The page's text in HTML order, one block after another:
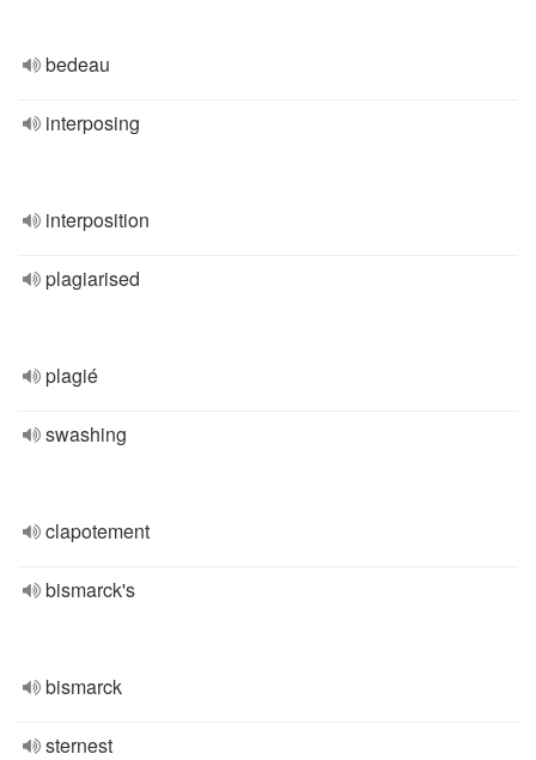
bedeau
interposing
interposition
plagiarised
plagié
swashing
clapotement
bismarck's
bismarck
sternest